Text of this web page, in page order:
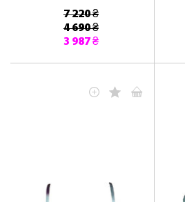
7 220 ₴
4 690 ₴
3 987 ₴